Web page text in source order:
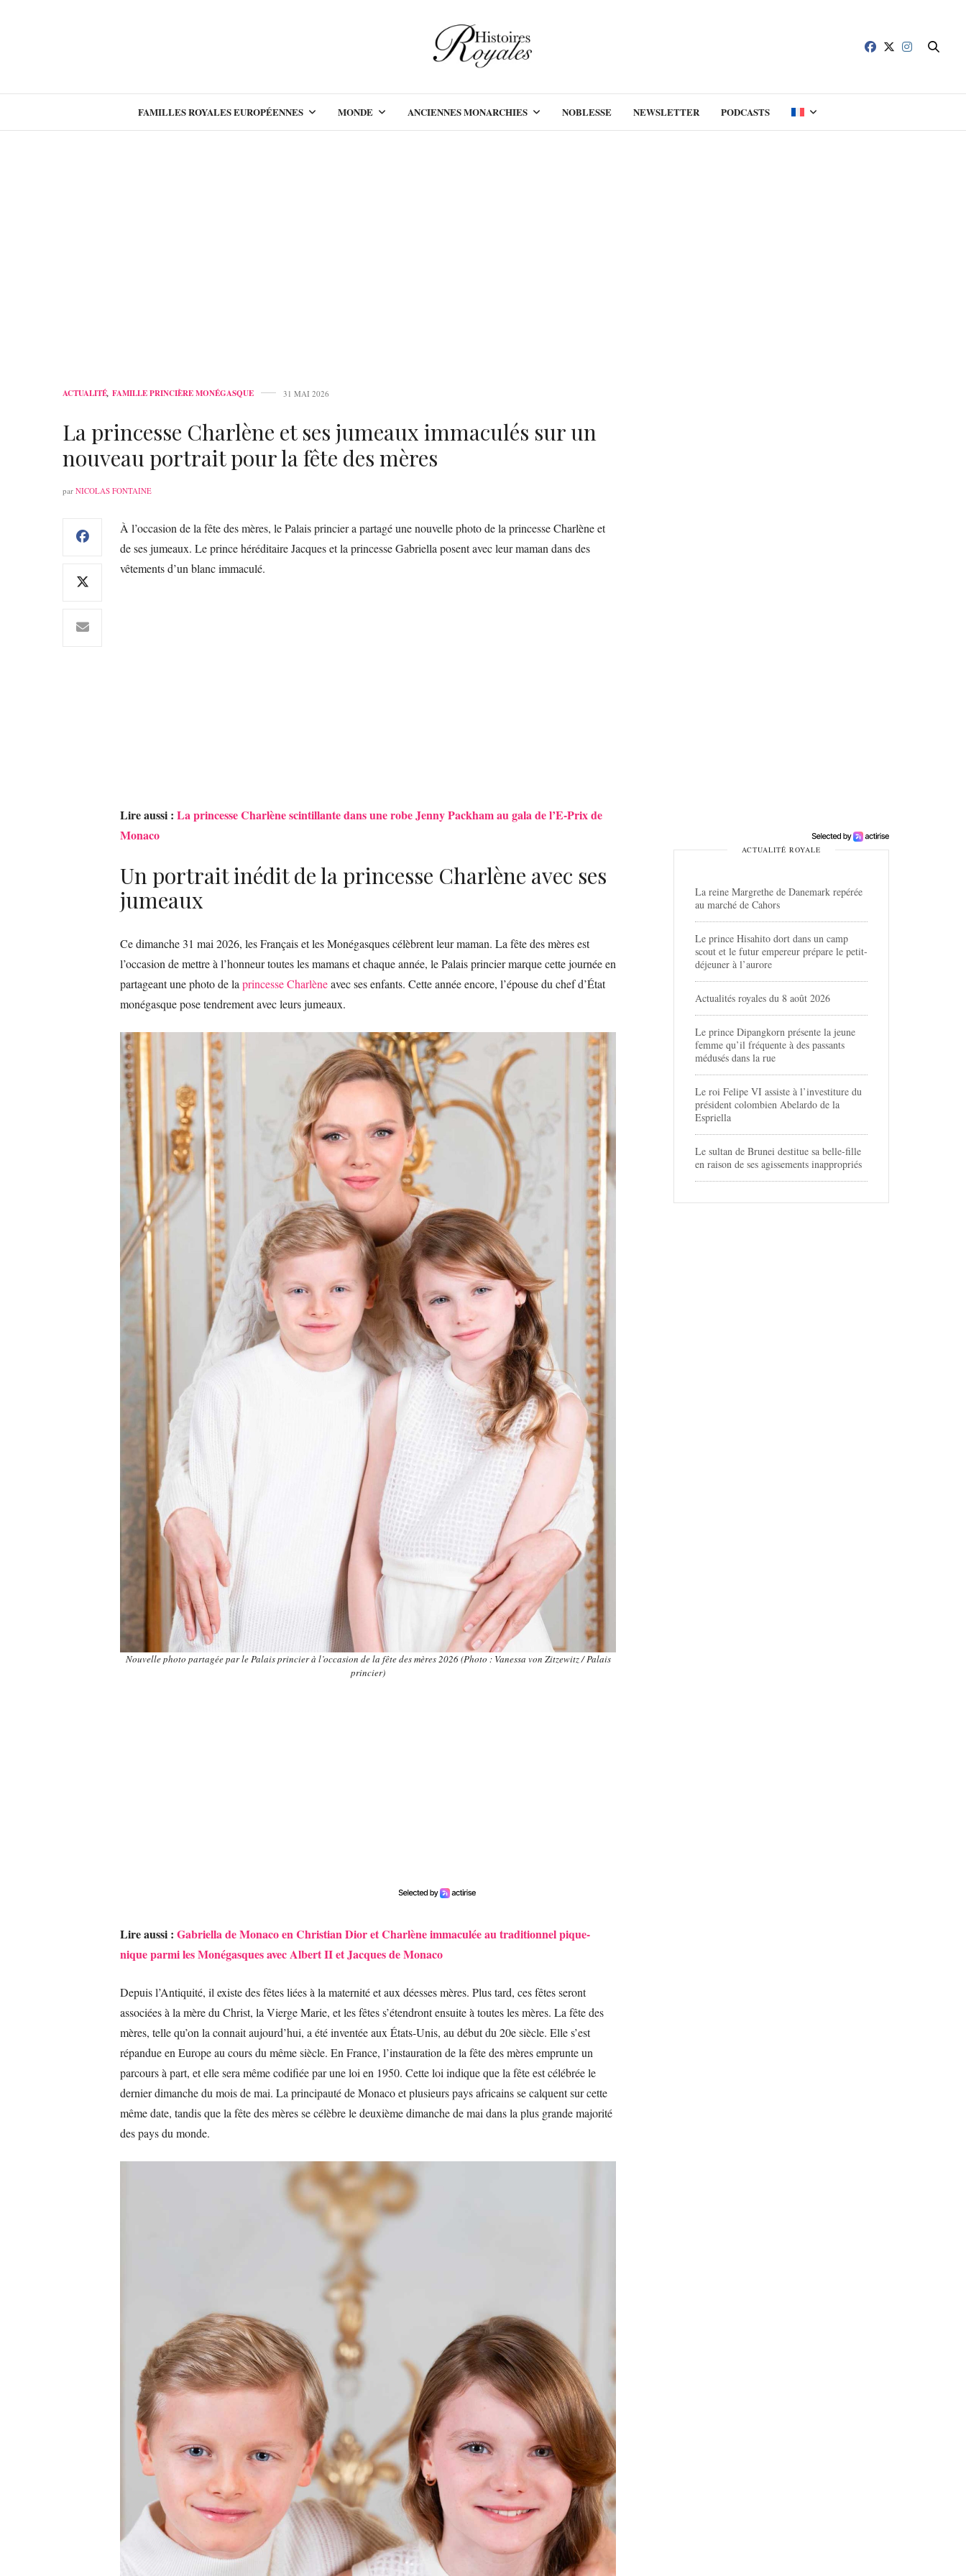
FAMILLES ROYALES EUROPÉENNES MONDE ANCIENNES MONARCHIES NOBLESSE NEWSLETTER PODCASTS
ACTUALITÉ, FAMILLE PRINCIÈRE MONÉGASQUE 31 MAI 2026
La princesse Charlène et ses jumeaux immaculés sur un
nouveau portrait pour la fête des mères
par NICOLAS FONTAINE
À l’occasion de la fête des mères, le Palais princier a partagé une nouvelle photo de la princesse Charlène et
de ses jumeaux. Le prince héréditaire Jacques et la princesse Gabriella posent avec leur maman dans des
vêtements d’un blanc immaculé.
Lire aussi : La princesse Charlène scintillante dans une robe Jenny Packham au gala de l’E-Prix de
Monaco
Un portrait inédit de la princesse Charlène avec ses
jumeaux
Ce dimanche 31 mai 2026, les Français et les Monégasques célèbrent leur maman. La fête des mères est
l’occasion de mettre à l’honneur toutes les mamans et chaque année, le Palais princier marque cette journée en
partageant une photo de la princesse Charlèneavec ses enfants. Cette année encore, l’épouse du chef d’État
monégasque pose tendrement avec leurs jumeaux.
Nouvelle photo partagée par le Palais princier à l’occasion de la fête des mères 2026 (Photo : Vanessa von Zitzewitz / Palais
princier)
Lire aussi : Gabriella de Monaco en Christian Dior et Charlène immaculée au traditionnel pique-
nique parmi les Monégasques avec Albert II et Jacques de Monaco
Depuis l’Antiquité, il existe des fêtes liées à la maternité et aux déesses mères. Plus tard, ces fêtes seront
associées à la mère du Christ, la Vierge Marie, et les fêtes s’étendront ensuite à toutes les mères. La fête des
mères, telle qu’on la connait aujourd’hui, a été inventée aux États-Unis, au début du 20e siècle. Elle s’est
répandue en Europe au cours du même siècle. En France, l’instauration de la fête des mères emprunte un
parcours à part, et elle sera même codifiée par une loi en 1950. Cette loi indique que la fête est célébrée le
dernier dimanche du mois de mai. La principauté de Monaco et plusieurs pays africains se calquent sur cette
même date, tandis que la fête des mères se célèbre le deuxième dimanche de mai dans la plus grande majorité
des pays du monde.
ACTUALITÉ ROYALE
La reine Margrethe de Danemark repérée
au marché de Cahors
Le prince Hisahito dort dans un camp
scout et le futur empereur prépare le petit-
déjeuner à l’aurore
Actualités royales du 8 août 2026
Le prince Dipangkorn présente la jeune
femme qu’il fréquente à des passants
médusés dans la rue
Le roi Felipe VI assiste à l’investiture du
président colombien Abelardo de la
Espriella
Le sultan de Brunei destitue sa belle-fille
en raison de ses agissements inappropriés